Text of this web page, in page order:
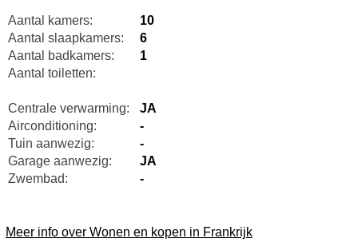
Aantal kamers:
10
Aantal slaapkamers:
6
Aantal badkamers:
1
Aantal toiletten:
Centrale verwarming:
JA
Airconditioning:
-
Tuin aanwezig:
-
Garage aanwezig:
JA
Zwembad:
-
Meer info over Wonen en kopen in Frankrijk